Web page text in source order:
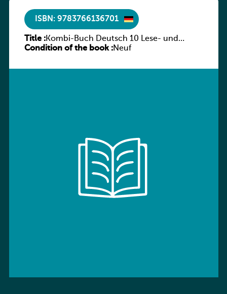
ISBN: 9783766136701
Title :Kombi-Buch Deutsch 10 Lese- und
Sprachbuch
Condition of the book :Neuf